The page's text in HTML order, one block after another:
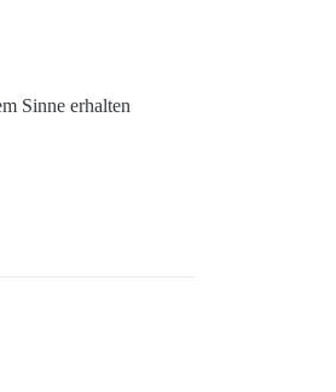
Sinne erhalten